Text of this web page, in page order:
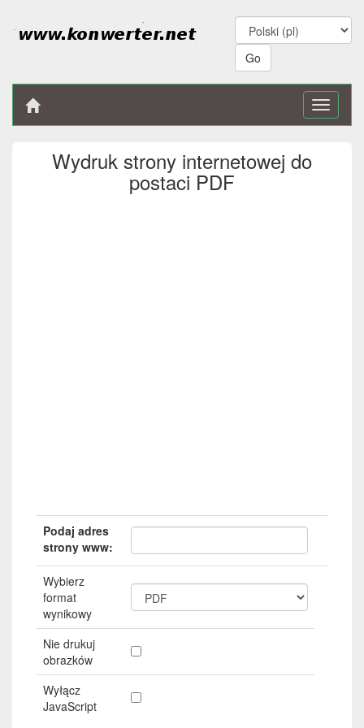
Toggle
Wydruk strony internetowej do
postaci PDF
Podaj adres
strony www:
Wybierz
format
wynikowy
Nie drukuj
obrazków
Wyłącz
JavaScript